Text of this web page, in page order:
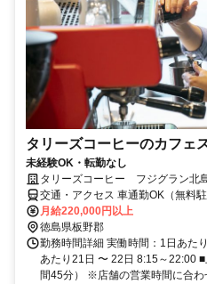
タリーズコーヒーのカフェ
未経験OK・転勤なし
タリーズコーヒー フジグラン北
交通・アクセス 車通勤OK（無料駐
月給220,000円以上
徳島県板野郡
勤務時間詳細 実働時間：1日あた
あたり21日 〜 22日 8:15～22:00
間45分） ※店舗の営業時間に合